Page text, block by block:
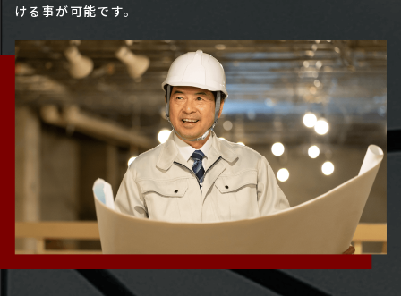
ける事が可能です。